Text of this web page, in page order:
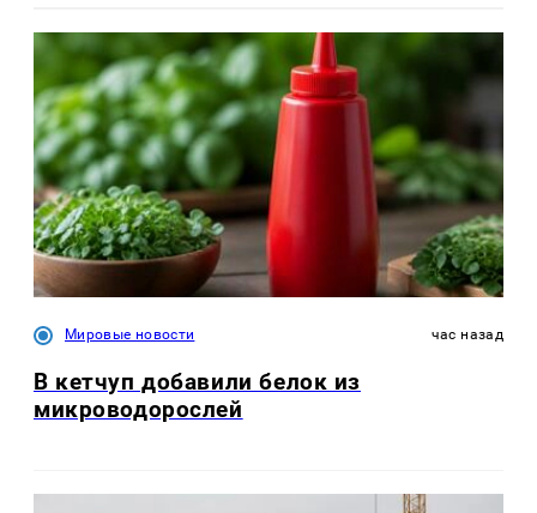
Мировые новости час назад
В кетчуп добавили белок из
микроводорослей